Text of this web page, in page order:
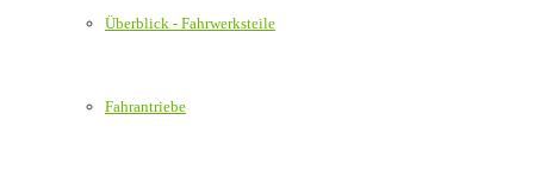
Überblick - Fahrwerksteile
Fahrantriebe